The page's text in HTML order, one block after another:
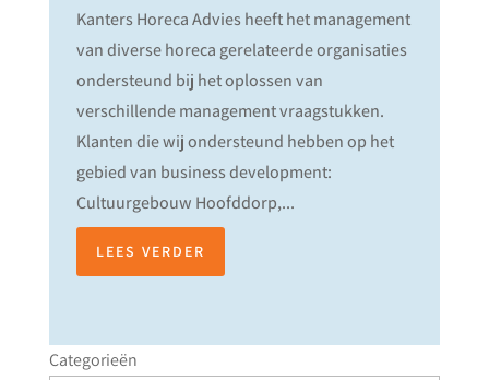
Kanters Horeca Advies heeft het management
van diverse horeca gerelateerde organisaties
ondersteund bij het oplossen van
verschillende management vraagstukken.
Klanten die wij ondersteund hebben op het
gebied van business development:
Cultuurgebouw Hoofddorp,...
LEES VERDER
Categorieën